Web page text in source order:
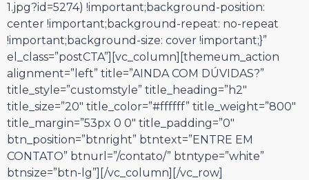
1.jpg?id=5274) !important;background-position:
center !important;background-repeat: no-repeat
!important;background-size: cover !important;}”
el_class=”postCTA”][vc_column][themeum_action
alignment=”left” title=”AINDA COM DÚVIDAS?”
title_style=”customstyle” title_heading=”h2″
title_size=”20″ title_color=”#ffffff” title_weight=”800″
title_margin=”53px 0 0″ title_padding=”0″
btn_position=”btnright” btntext=”ENTRE EM
CONTATO” btnurl=”/contato/” btntype=”white”
btnsize=”btn-lg”][/vc_column][/vc_row]